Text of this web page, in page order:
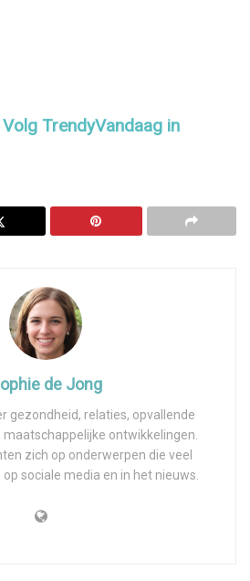
TrendyVandaag in
de Jong
gezondheid, relaties, opvallende
ontwikkelingen.
zich op onderwerpen die veel
sociale media en in het nieuws.